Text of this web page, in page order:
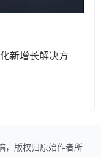
新增长解决方
，版权归原始作者所